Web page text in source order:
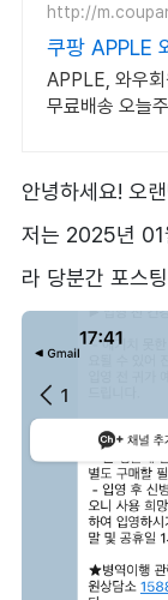
http://
쿠팡 APPLE
료 배송
APPLE, 와우
무료배송 오늘
안녕하세요! 오
저는 2025년 01
라 당분간 포스